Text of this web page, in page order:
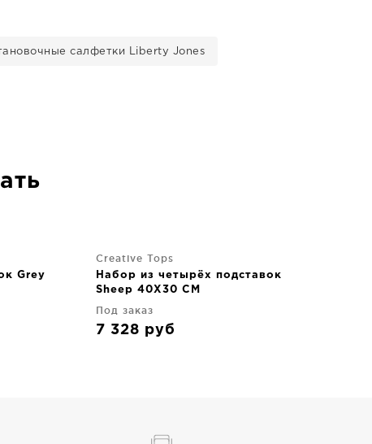
салфетки Liberty Jones
Grey
Creative Tops
Набор из четырёх подставок
Sheep 40X30 CM
Под заказ
7 328 руб